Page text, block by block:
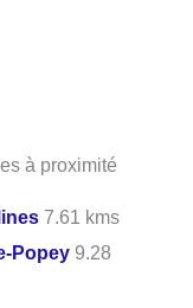
à proximité
7.61 kms
Popey 9.28